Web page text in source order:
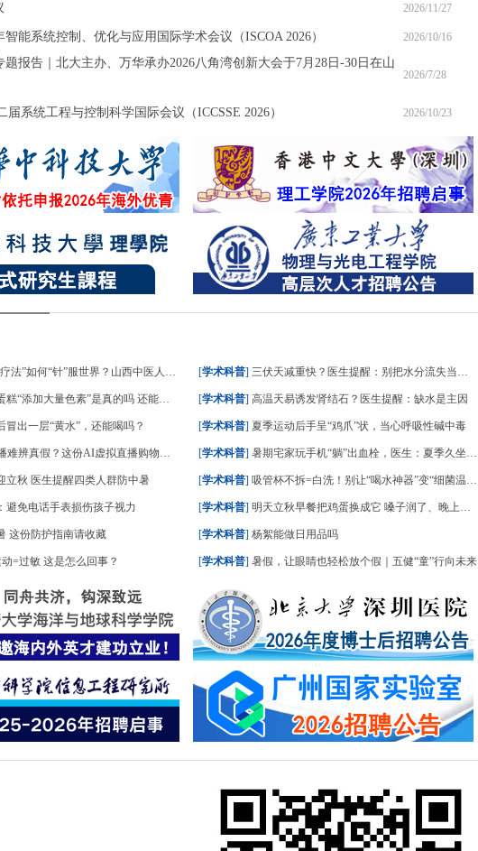
2026/11/27
智能系统控制、优化与应用国际学术会议（ISCOA 2026） 2026/10/16
题报告｜北大主办、万华承办2026八角湾创新大会于7月28日-30日在山
2026/7/28
届系统工程与控制科学国际会议（ICCSSE 2026） 2026/10/23
”如何“针”服世界？山西中医人这样答
“添加大量色素”是真的吗 还能不能吃？
冒出一层“黄水”，还能喝吗？
辨真假？这份AI虚拟直播购物指南请收好
立秋 医生提醒四类人群防中暑
避免电话手表损伤孩子视力
这份防护指南请收藏
=过敏 这是怎么回事？
[学术科普] 三伏天减重快？医生提醒：别把水分流失当成减脂
[学术科普] 高温天易诱发肾结石？医生提醒：缺水是主因
[学术科普] 夏季运动后手呈“鸡爪”状，当心呼吸性碱中毒
[学术科普] 暑期宅家玩手机“躺”出血栓，医生：夏季久坐风险高
[学术科普] 吸管杯不拆=白洗！别让“喝水神器”变“细菌温床”
[学术科普] 明天立秋早餐把鸡蛋换成它 嗓子润了、晚上睡踏实了
[学术科普] 杨絮能做日用品吗
[学术科普] 暑假，让眼睛也轻松放个假｜五健“童”行向未来